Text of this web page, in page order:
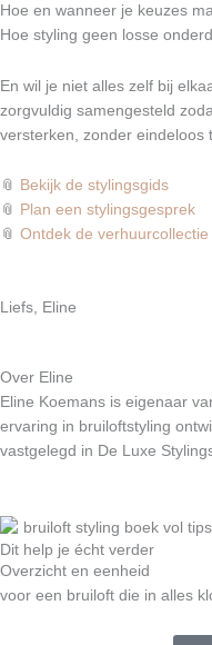
Hoe en wanneer je keuzes
Hoe styling geen losse
En wil je niet alles zelf bij
zorgvuldig samengesteld
versterken, zonder eindeloos
📎 Bekijk de stylingsgids
📎 Plan een stylingsgesprek
📎 Ontdek de verhuurcollectie
Liefs, Eline
Over Eline
Eline Koemans is eigenaar
ervaring in bruiloftstyling
vastgelegd in De Luxe
Dit help je écht verder
Overzicht en eenheid
voor een bruiloft die in alles